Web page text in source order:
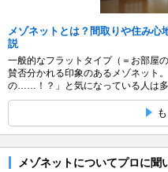
メゾネットとは？間取りや住み
説
一般的なフラットタイプ（＝お部屋
賛否分かれる印象のあるメゾネット
の……！？」と気になっている人は多
メゾネットについてプロに聞